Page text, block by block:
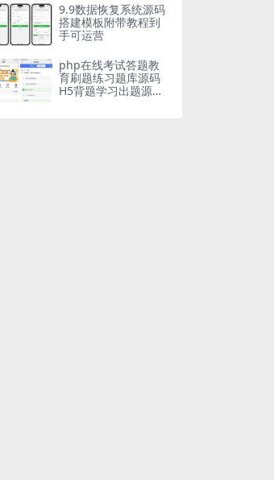
9.9数据恢复系统源码
搭建模板附带教程到
手可运营
php在线考试答题教
育刷题练习题库源码
H5背题学习出题源码